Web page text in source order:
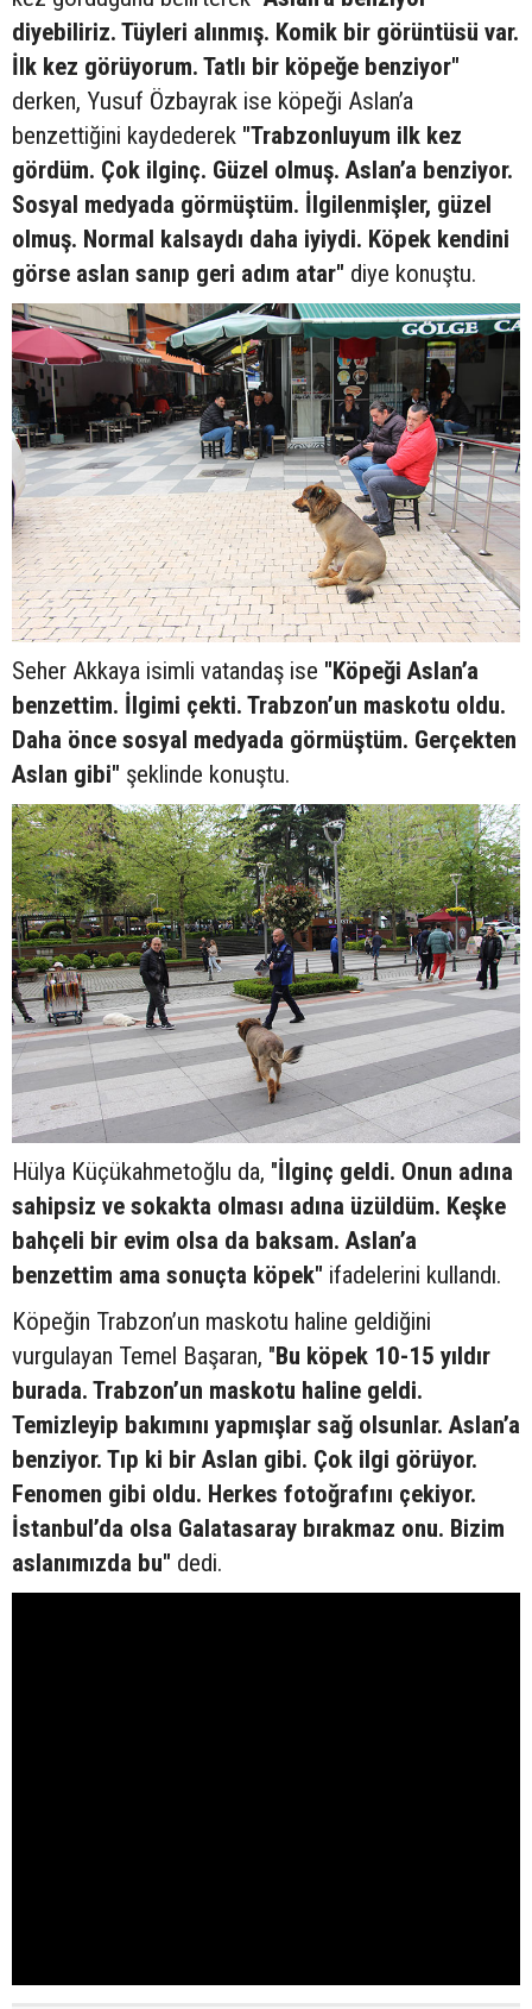
diyebiliriz. Tüyleri alınmış. Komik bir görüntüsü var.
İlk kez görüyorum. Tatlı bir köpeğe benziyor"
derken, Yusuf Özbayrak ise köpeği Aslan’a
benzettiğini kaydederek "Trabzonluyum ilk kez
gördüm. Çok ilginç. Güzel olmuş. Aslan’a benziyor.
Sosyal medyada görmüştüm. İlgilenmişler, güzel
olmuş. Normal kalsaydı daha iyiydi. Köpek kendini
görse aslan sanıp geri adım atar" diye konuştu.
Seher Akkaya isimli vatandaş ise "Köpeği Aslan’a
benzettim. İlgimi çekti. Trabzon’un maskotu oldu.
Daha önce sosyal medyada görmüştüm. Gerçekten
Aslan gibi" şeklinde konuştu.
Hülya Küçükahmetoğlu da, "İlginç geldi. Onun adına
sahipsiz ve sokakta olması adına üzüldüm. Keşke
bahçeli bir evim olsa da baksam. Aslan’a
benzettim ama sonuçta köpek" ifadelerini kullandı.
Köpeğin Trabzon’un maskotu haline geldiğini
vurgulayan Temel Başaran, "Bu köpek 10-15 yıldır
burada. Trabzon’un maskotu haline geldi.
Temizleyip bakımını yapmışlar sağ olsunlar. Aslan’a
benziyor. Tıp ki bir Aslan gibi. Çok ilgi görüyor.
Fenomen gibi oldu. Herkes fotoğrafını çekiyor.
İstanbul’da olsa Galatasaray bırakmaz onu. Bizim
aslanımızda bu" dedi.